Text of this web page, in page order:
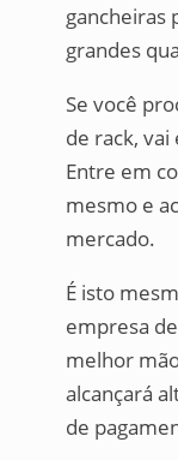
gancheiras
grandes
Se você
de rack,
Entre em
mesmo e
mercado.
É isto
empresa
melhor
alcançará
de